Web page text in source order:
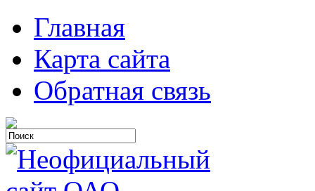
Главная
Карта сайта
Обратная связь